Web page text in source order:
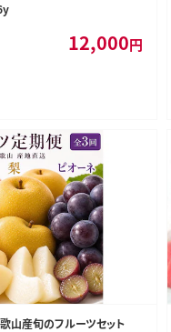
12,000円
山産旬のフルーツセット